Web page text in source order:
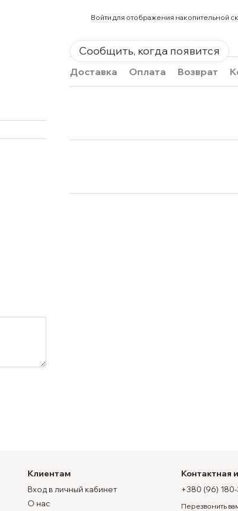
Войти для отображения накопительной
Сообщить, когда появится
Доставка Оплата Возврат
Клиентам
Вход в личный кабинет
О нас
Контактная
+380 (96)
Перезвонить